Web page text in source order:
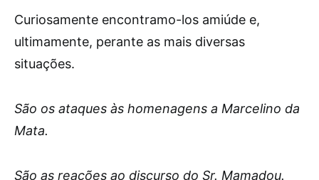
Curiosamente encontramo-los amiúde e,
ultimamente, perante as mais diversas
situações.
São os ataques às homenagens a Marcelino da
Mata.
São as reações ao discurso do Sr. Mamadou.